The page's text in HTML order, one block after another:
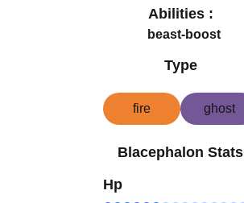
Abilities :
beast-boost
Type
fire ghost
Blacephalon Stats
Hp